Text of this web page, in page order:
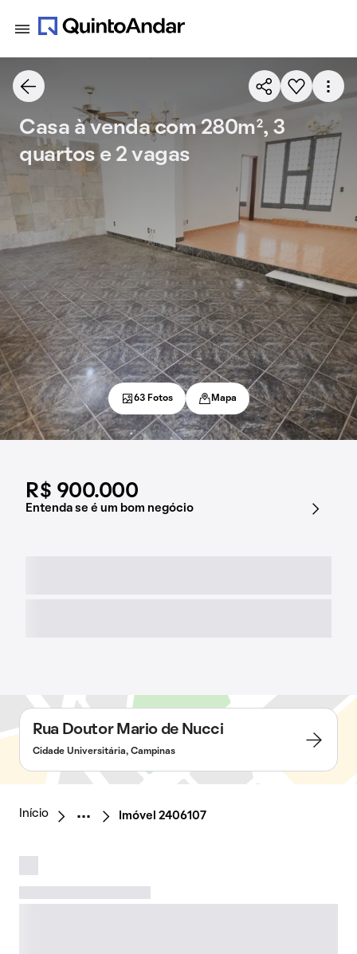
R$ 900.000
Entenda se é um bom negócio
Casa à venda com 280m², 3
quartos e 2 vagas
63 Fotos Mapa
Rua Doutor Mario de Nucci
Cidade Universitária, Campinas
Início Imóvel 2406107